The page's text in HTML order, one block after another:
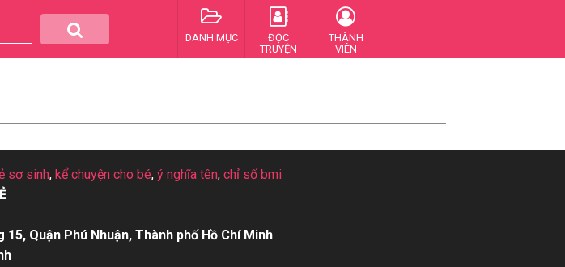
DANH MỤC
ĐỌC
TRUYỆN
THÀNH
VIÊN
sơ sinh, kể chuyện cho bé, ý nghĩa tên, chỉ số bmi
Quận Phú Nhuận, Thành phố Hồ Chí Minh